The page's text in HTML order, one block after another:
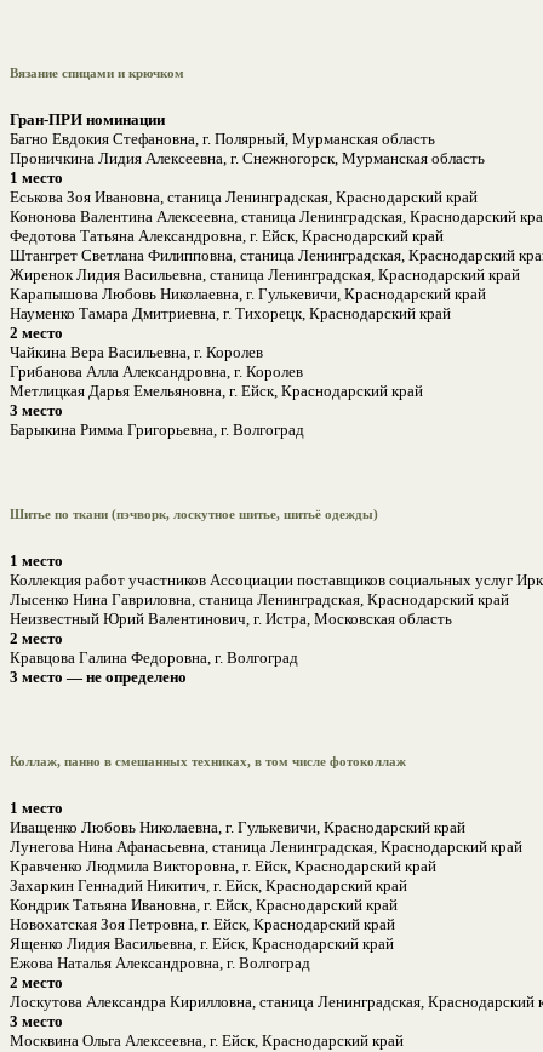
Вязание спицами и крючком
Гран-ПРИ номинации
Багно Евдокия Стефановна, г. Полярный, Мурманская область
Проничкина Лидия Алексеевна, г. Снежногорск, Мурманская область
1 место
Еськова Зоя Ивановна, станица Ленинградская, Краснодарский край
Кононова Валентина Алексеевна, станица Ленинградская, Краснодарский
Федотова Татьяна Александровна, г. Ейск, Краснодарский край
Штангрет Светлана Филипповна, станица Ленинградская, Краснодарский
Жиренок Лидия Васильевна, станица Ленинградская, Краснодарский край
Карапышова Любовь Николаевна, г. Гулькевичи, Краснодарский край
Науменко Тамара Дмитриевна, г. Тихорецк, Краснодарский край
2 место
Чайкина Вера Васильевна, г. Королев
Грибанова Алла Александровна, г. Королев
Метлицкая Дарья Емельяновна, г. Ейск, Краснодарский край
3 место
Барыкина Римма Григорьевна, г. Волгоград
Шитье по ткани (пэчворк, лоскутное шитье, шитьё одежды)
1 место
Коллекция работ участников Ассоциации поставщиков социальных услуг
Лысенко Нина Гавриловна, станица Ленинградская, Краснодарский край
Неизвестный Юрий Валентинович, г. Истра, Московская область
2 место
Кравцова Галина Федоровна, г. Волгоград
3 место — не определено
Коллаж, панно в смешанных техниках, в том числе фотоколлаж
1 место
Иващенко Любовь Николаевна, г. Гулькевичи, Краснодарский край
Лунегова Нина Афанасьевна, станица Ленинградская, Краснодарский край
Кравченко Людмила Викторовна, г. Ейск, Краснодарский край
Захаркин Геннадий Никитич, г. Ейск, Краснодарский край
Кондрик Татьяна Ивановна, г. Ейск, Краснодарский край
Новохатская Зоя Петровна, г. Ейск, Краснодарский край
Ященко Лидия Васильевна, г. Ейск, Краснодарский край
Ежова Наталья Александровна, г. Волгоград
2 место
Лоскутова Александра Кирилловна, станица Ленинградская, Краснодарский
3 место
Москвина Ольга Алексеевна, г. Ейск, Краснодарский край